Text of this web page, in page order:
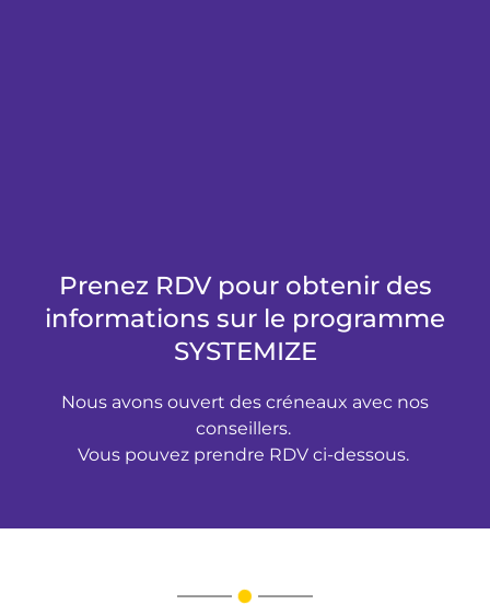
Prenez RDV pour obtenir des
informations sur le programme
SYSTEMIZE
Nous avons ouvert des créneaux avec nos
conseillers.
Vous pouvez prendre RDV ci-dessous.